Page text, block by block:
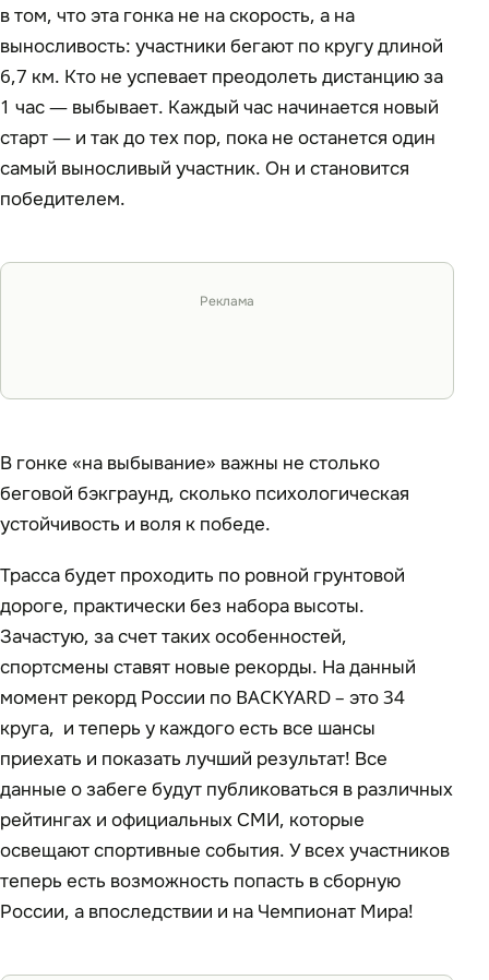
в том, что эта гонка не на скорость, а на
выносливость: участники бегают по кругу длиной
6,7 км. Кто не успевает преодолеть дистанцию за
1 час — выбывает. Каждый час начинается новый
старт — и так до тех пор, пока не останется один
самый выносливый участник. Он и становится
победителем.
Реклама
В гонке «на выбывание» важны не столько
беговой бэкграунд, сколько психологическая
устойчивость и воля к победе.
Трасса будет проходить по ровной грунтовой
дороге, практически без набора высоты.
Зачастую, за счет таких особенностей,
спортсмены ставят новые рекорды. На данный
момент рекорд России по BACKYARD – это 34
круга, и теперь у каждого есть все шансы
приехать и показать лучший результат! Все
данные о забеге будут публиковаться в различных
рейтингах и официальных СМИ, которые
освещают спортивные события. У всех участников
теперь есть возможность попасть в сборную
России, а впоследствии и на Чемпионат Мира!